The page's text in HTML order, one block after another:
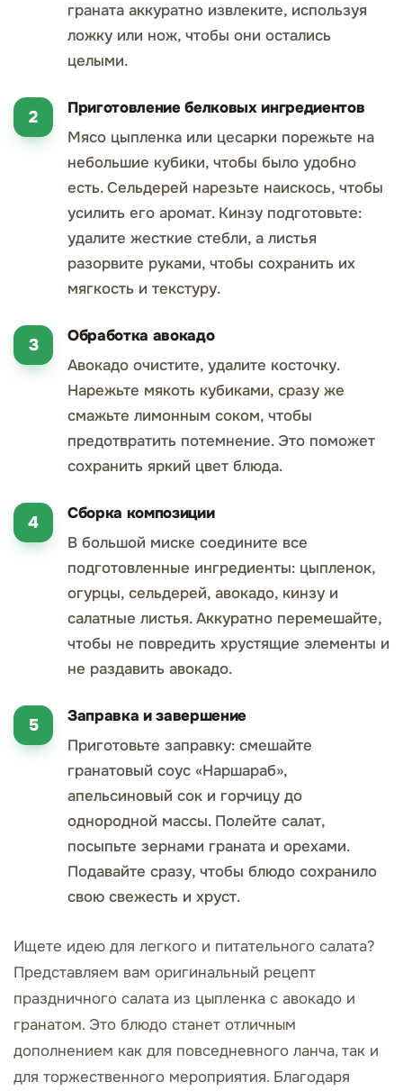
граната аккуратно извлеките, используя
ложку или нож, чтобы они остались
целыми.
Приготовление белковых ингредиентов
Мясо цыпленка или цесарки порежьте на
небольшие кубики, чтобы было удобно
есть. Сельдерей нарезьте наискось, чтобы
усилить его аромат. Кинзу подготовьте:
удалите жесткие стебли, а листья
разорвите руками, чтобы сохранить их
мягкость и текстуру.
Обработка авокадо
Авокадо очистите, удалите косточку.
Нарежьте мякоть кубиками, сразу же
смажьте лимонным соком, чтобы
предотвратить потемнение. Это поможет
сохранить яркий цвет блюда.
Сборка композиции
В большой миске соедините все
подготовленные ингредиенты: цыпленок,
огурцы, сельдерей, авокадо, кинзу и
салатные листья. Аккуратно перемешайте,
чтобы не повредить хрустящие элементы и
не раздавить авокадо.
Заправка и завершение
Приготовьте заправку: смешайте
гранатовый соус «Наршараб»,
апельсиновый сок и горчицу до
однородной массы. Полейте салат,
посыпьте зернами граната и орехами.
Подавайте сразу, чтобы блюдо сохранило
свою свежесть и хруст.
Ищете идею для легкого и питательного салата?
Представляем вам оригинальный рецепт
праздничного салата из цыпленка с авокадо и
гранатом. Это блюдо станет отличным
дополнением как для повседневного ланча, так и
для торжественного мероприятия. Благодаря